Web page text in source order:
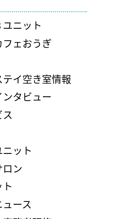
ニット
ェおうぎ
イ空き室情報
タビュー
ット
ン
ース